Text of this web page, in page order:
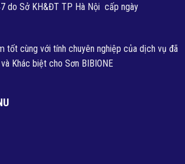
do Sở KH&ĐT TP Hà Nội cấp ngày
tốt cùng với tính chuyên nghiệp của dịch vụ đã
Khác biệt cho Sơn BIBIONE